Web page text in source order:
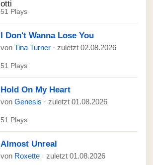
51 Plays
I Don't Wanna Lose You
von Tina Turner · zuletzt 02.08.2026
51 Plays
Hold On My Heart
von Genesis · zuletzt 01.08.2026
51 Plays
Almost Unreal
von Roxette · zuletzt 01.08.2026